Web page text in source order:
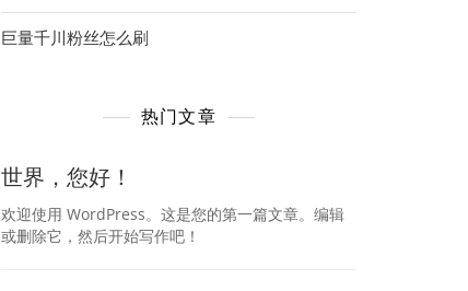
巨量千川粉丝怎么刷
热门文章
世界，您好！
欢迎使用 WordPress。这是您的第一篇文章。编辑
或删除它，然后开始写作吧！